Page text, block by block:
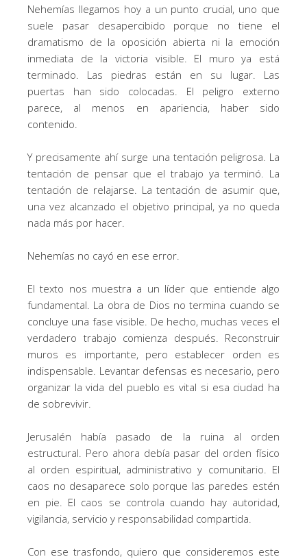
Nehemías llegamos hoy a un punto crucial, uno que
suele pasar desapercibido porque no tiene el
dramatismo de la oposición abierta ni la emoción
inmediata de la victoria visible. El muro ya está
terminado. Las piedras están en su lugar. Las
puertas han sido colocadas. El peligro externo
parece, al menos en apariencia, haber sido
contenido.
Y precisamente ahí surge una tentación peligrosa. La
tentación de pensar que el trabajo ya terminó. La
tentación de relajarse. La tentación de asumir que,
una vez alcanzado el objetivo principal, ya no queda
nada más por hacer.
Nehemías no cayó en ese error.
El texto nos muestra a un líder que entiende algo
fundamental. La obra de Dios no termina cuando se
concluye una fase visible. De hecho, muchas veces el
verdadero trabajo comienza después. Reconstruir
muros es importante, pero establecer orden es
indispensable. Levantar defensas es necesario, pero
organizar la vida del pueblo es vital si esa ciudad ha
de sobrevivir.
Jerusalén había pasado de la ruina al orden
estructural. Pero ahora debía pasar del orden físico
al orden espiritual, administrativo y comunitario. El
caos no desaparece solo porque las paredes estén
en pie. El caos se controla cuando hay autoridad,
vigilancia, servicio y responsabilidad compartida.
Con ese trasfondo, quiero que consideremos este